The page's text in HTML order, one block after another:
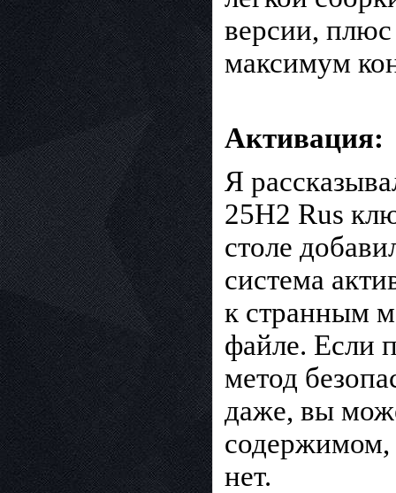
версии,
максимум
Активация:
Я
25H2 Rus
столе
система
к странным
файле. Если
метод
даже, вы
содержимом,
нет.